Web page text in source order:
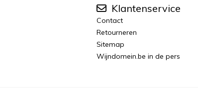
Klantenservice
Contact
Retourneren
Sitemap
Wijndomein.be in de pers